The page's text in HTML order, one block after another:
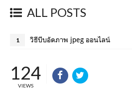
ALL POSTS
1 วิธีบีบอัดภาพ jpeg ออนไลน์
124
VIEWS